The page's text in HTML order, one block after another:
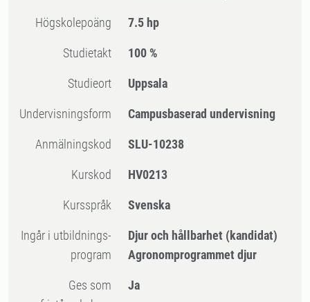
högskolepoäng 7.5 hp
Studietakt 100 %
Studieort Uppsala
Undervisningsform Campusbaserad undervisning
Anmälningskod SLU-10238
Kurskod HV0213
Kursspråk Svenska
Ingår i utbildnings-
program
Djur och hållbarhet (kandidat)
Agronomprogrammet djur
Ges som
Ja